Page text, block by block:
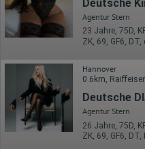
Agentur Stern
ZK, 69, GF6,
Hannover
0.6km,
Agentur Stern
ZK, 69, GF6, DT,